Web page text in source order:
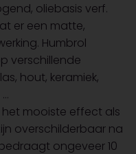
oliebasis verf.
er een matte,
Humbrol
verschillende
hout, keramiek,
mooiste effect als
overschilderbaar na
ongeveer 10